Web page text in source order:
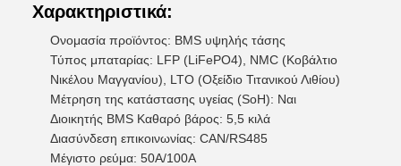
Χαρακτηριστικά:
Ονομασία προϊόντος: BMS υψηλής τάσης
Τύπος μπαταρίας: LFP (LiFePO4), NMC (Κοβάλτιο
Νικέλου Μαγγανίου), LTO (Οξείδιο Τιτανικού Λιθίου)
Μέτρηση της κατάστασης υγείας (SoH): Ναι
Διοικητής BMS Καθαρό βάρος: 5,5 κιλά
Διασύνδεση επικοινωνίας: CAN/RS485
Μέγιστο ρεύμα: 50A/100A